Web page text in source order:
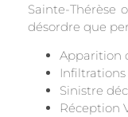
Sainte-Thérèse
désordre que
Apparition
Sinistre
Réception